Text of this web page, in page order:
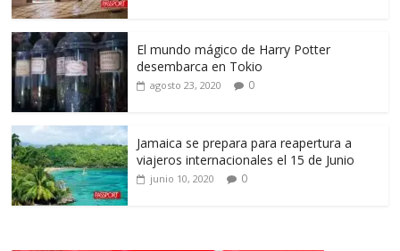
El mundo mágico de Harry Potter
desembarca en Tokio
agosto 23, 2020 0
Jamaica se prepara para reapertura a
viajeros internacionales el 15 de Junio
junio 10, 2020 0